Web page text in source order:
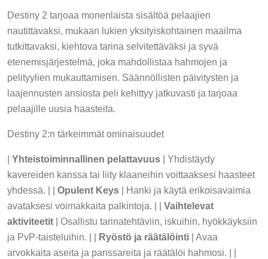
Destiny 2 tarjoaa monenlaista sisältöä pelaajien
nautittavaksi, mukaan lukien yksityiskohtainen maailma
tutkittavaksi, kiehtova tarina selvitettäväksi ja syvä
etenemisjärjestelmä, joka mahdollistaa hahmojen ja
pelityylien mukauttamisen. Säännöllisten päivitysten ja
laajennusten ansiosta peli kehittyy jatkuvasti ja tarjoaa
pelaajille uusia haasteita.
Destiny 2:n tärkeimmät ominaisuudet
| Yhteistoiminnallinen pelattavuus | Yhdistäydy
kavereiden kanssa tai liity klaaneihin voittaaksesi haasteet
yhdessä. | | Opulent Keys | Hanki ja käytä erikoisavaimia
avataksesi voimakkaita palkintoja. | | Vaihtelevat
aktiviteetit | Osallistu tarinatehtäviin, iskuihin, hyökkäyksiin
ja PvP-taisteluihin. | | Ryöstö ja räätälöinti | Avaa
arvokkaita aseita ja panssareita ja räätälöi hahmosi. | |